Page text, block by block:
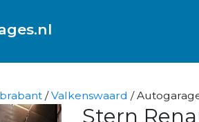
/Valkenswaard /
Stern